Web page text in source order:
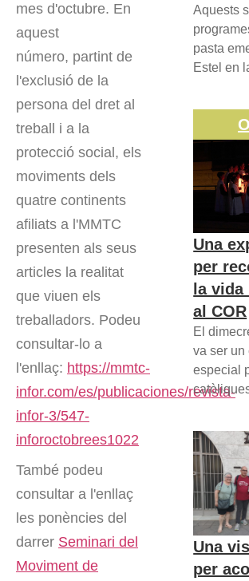
mes d'octubre. En
aquest
número, partint de
l'exclusió de la
persona del dret al
treball i a la
protecció social, els
moviments dels
quatre continents
afiliats a l'MMTC
presenten als seus
articles la realitat
que viuen els
treballadors. Podeu
consultar-lo a
l'enllaç: https://mmtc-
infor.com/es/publicaciones/revista-
infor-3/547-
inforoctobrees1022
També podeu
consultar a l'enllaç
les ponències del
darrer Seminari del
Moviment de
Aquests
pasta
Estel en
Una
per
la
al COR
El
va ser un
especial
Una
per